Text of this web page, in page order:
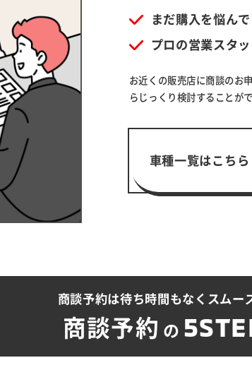
まだ購入を悩ん
プロの営業スタ
お近くの販売店に商談のお
らじっくり検討することが
車種一覧はこちら
商談予約は待ち時間もなくスムー
商談予約 の